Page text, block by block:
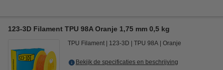
123-3D Filament TPU 98A Oranje 1,75 mm 0,5 kg
TPU Filament 123-3D TPU 98A Oranje
Bekijk de specificaties en beschrijving